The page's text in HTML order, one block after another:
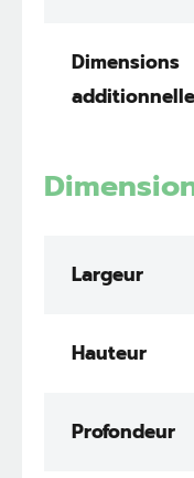
Dimensions
Largeur
Hauteur
Profondeur